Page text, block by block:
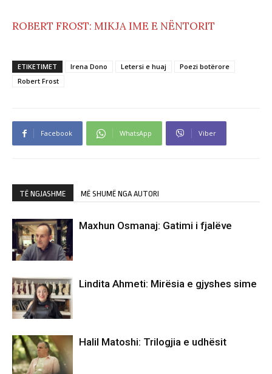
ROBERT FROST: MIKJA IME E NËNTORIT
ETIKETIMET Irena Dono Letersi e huaj
Poezi botërore
Robert Frost
Facebook WhatsApp Viber
TË NGJASHME MË SHUMË NGA AUTORI
Maxhun Osmanaj: Gatimi i fjalëve
Lindita Ahmeti: Mirësia e gjyshes sime
Halil Matoshi: Trilogjia e udhësit